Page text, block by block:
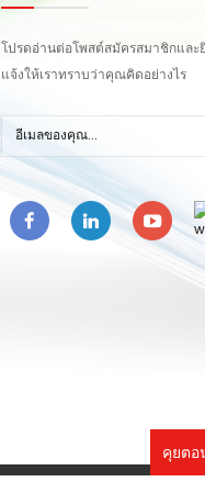
โปรดอ่านต่อโพสต์สมัครสมาชิกแล
แจ้งให้เราทราบว่าคุณคิดอย่างไร
คุยต